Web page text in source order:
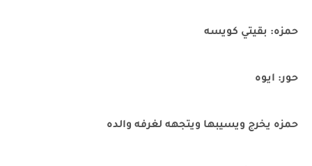
حمزه: بقيتي كويسه
حور: ايوه
حمزه يخرج ويسيبها ويتجهه لغرفه والده